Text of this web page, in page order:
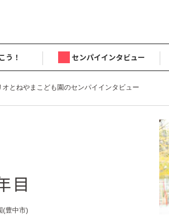
う！ センパイインタビュー
オとねやまこども園のセンパイインタビュー
目
(豊中市)